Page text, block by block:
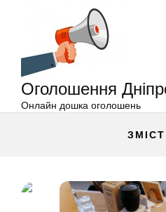
Оголошення
Онлайн дошка оголошень
ЗМІСТ